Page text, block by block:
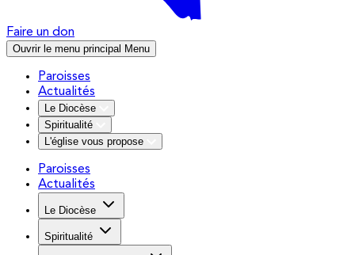
Faire un don
Ouvrir le menu principal Menu
Paroisses
Actualités
Le Diocèse
Spiritualité
L'église vous propose
Paroisses
Actualités
Le Diocèse
Spiritualité